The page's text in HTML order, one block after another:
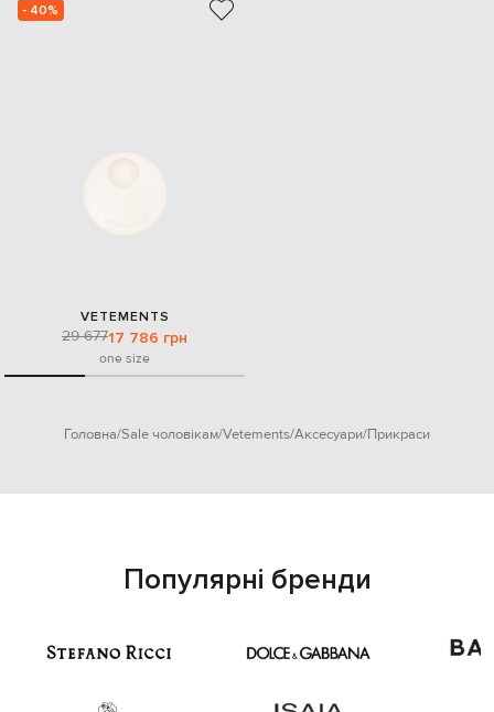
- 40%
VETEMENTS
29 67717 786 грн
one size
Головна Sale чоловікам Vetements Аксесуари Прикраси
Популярні бренди